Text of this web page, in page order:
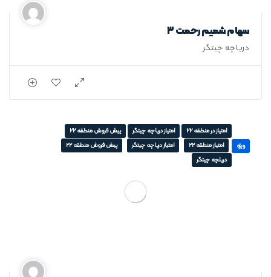
سهام شمیم رحمت 3
دریاچه چیتگر
ویژه
امتیاز در منطقه 22 امتیاز دریاچه چیتگر
پیش فروش منطقه 22
امتیاز منطقه 22
امتیاز دریاچه چیتگر
پیش فروش منطقه 22
دریلچه چیتگر